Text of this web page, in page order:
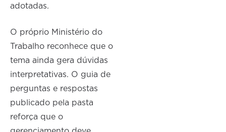
adotadas.
O próprio Ministério do
Trabalho reconhece que o
tema ainda gera dúvidas
interpretativas. O guia de
perguntas e respostas
publicado pela pasta
reforça que o